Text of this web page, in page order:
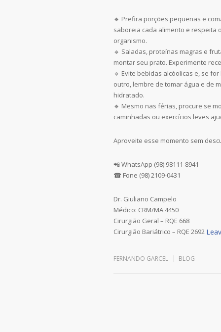
🔹 Prefira porções pequenas e
saboreia cada alimento e respeita
organismo.
🔹 Saladas, proteínas magras e
montar seu prato. Experimente
🔹 Evite bebidas alcóolicas e, se
outro, lembre de tomar água e de
hidratado.
🔹 Mesmo nas férias, procure se
caminhadas ou exercícios leves
Aproveite esse momento sem
📲 WhatsApp (98) 98111-8941
☎ Fone (98) 2109-0431
Dr. Giuliano Campelo
Médico: CRM/MA 4450
Cirurgião Geral – RQE 668
Cirurgião Bariátrico – RQE 2692
FERNANDO GARCEL BLOG